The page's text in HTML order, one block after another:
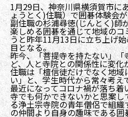
1月29日、神奈川県横須賀市に
ょうとく)住職）で囲碁体験会
副住職の杉浦尋徳(じんとく)師
楽しめる囲碁を通じて地域の
うと昨年11月13日に立ち上げ
目となる。
昨今、「菩提寺を持たない」
ど、人と寺院との関係性に変
住職は「檀信徒だけでなく地
い」と、学生時代から常々考え
最近になってコロナ禍が落ち着
寺でも何かできないかと思案
る浄土宗寺院の青年僧侶で組
の仲間より自身の趣味である